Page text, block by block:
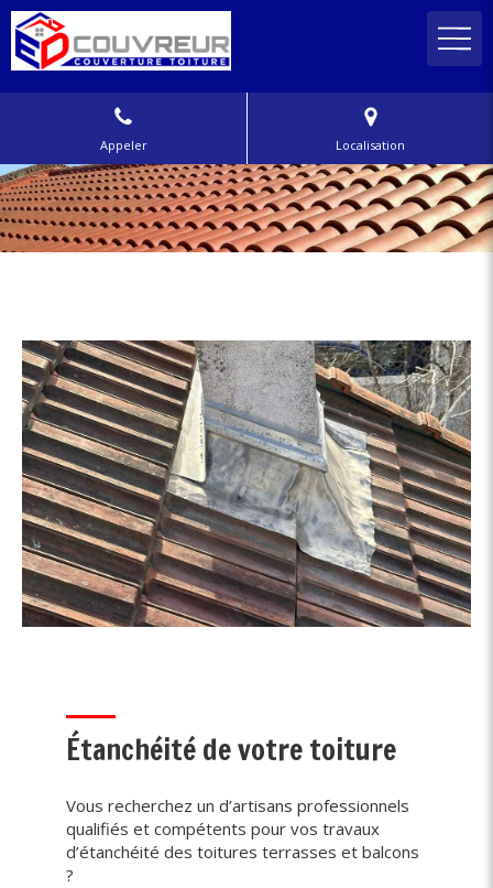
Appeler Localisation
Étanchéité de votre toiture
Vous recherchez un d’artisans professionnels
qualifiés et compétents pour vos travaux
d’étanchéité des toitures terrasses et balcons
?